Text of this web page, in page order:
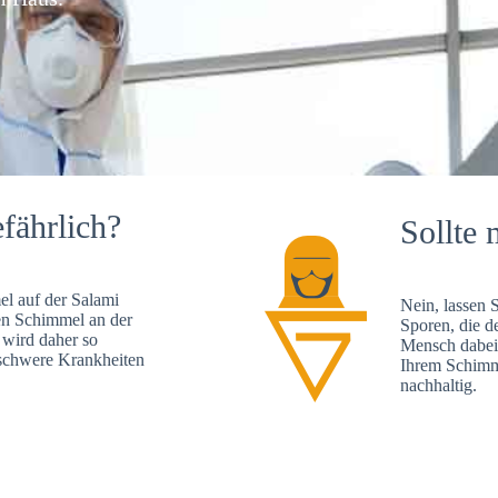
auf der Salami
Schimmel an der
daher so
Krankheiten
Sollte
Nein, lassen
Sporen, die
Mensch
Ihrem
nachhaltig.